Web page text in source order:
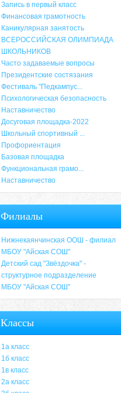
Адрес
Запись в первый класс
Финансовая грамотность
Каникулярная занятость
ВСЕРОССИЙСКАЯ ОЛИМПИАДА
ШКОЛЬНИКОВ
Часто задаваемые вопросы
Президентские состязания
Фестиваль "Педкампус...
Психологическая безопасность
Наставничество
Досуговая площадка-2022
Школьный спортивный ...
Профориентация
Базовая площадка
Функциональная грамо...
Наставничество
Филиалы
Нижнекаянчинская ООШ - филиал
МБОУ "Айская СОШ"
Детский сад "Звёздочка" -
структурное подразделение
МБОУ "Айская СОШ"
Классы
1а класс
1б класс
1в класс
2а класс